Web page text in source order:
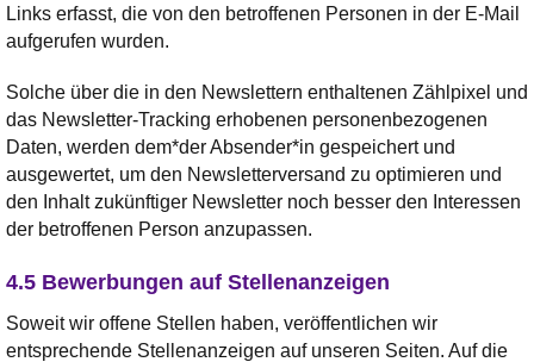
Links erfasst, die von den betroffenen Personen in der E-Mail
aufgerufen wurden.
Solche über die in den Newslettern enthaltenen Zählpixel und
das Newsletter-Tracking erhobenen personenbezogenen
Daten, werden dem*der Absender*in gespeichert und
ausgewertet, um den Newsletterversand zu optimieren und
den Inhalt zukünftiger Newsletter noch besser den Interessen
der betroffenen Person anzupassen.
4.5 Bewerbungen auf Stellenanzeigen
Soweit wir offene Stellen haben, veröffentlichen wir
entsprechende Stellenanzeigen auf unseren Seiten. Auf die